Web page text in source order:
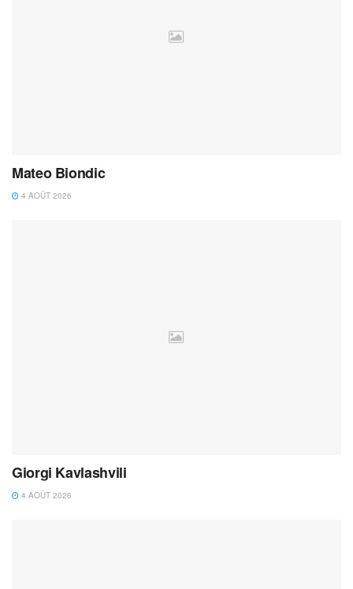
Mateo Biondic
4 AOÛT 2026
Giorgi Kavlashvili
4 AOÛT 2026